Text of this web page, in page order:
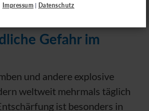
Impressum | Datenschutz
Gefahr im
und andere explosive
weltweit mehrmals täglich
ist besonders in